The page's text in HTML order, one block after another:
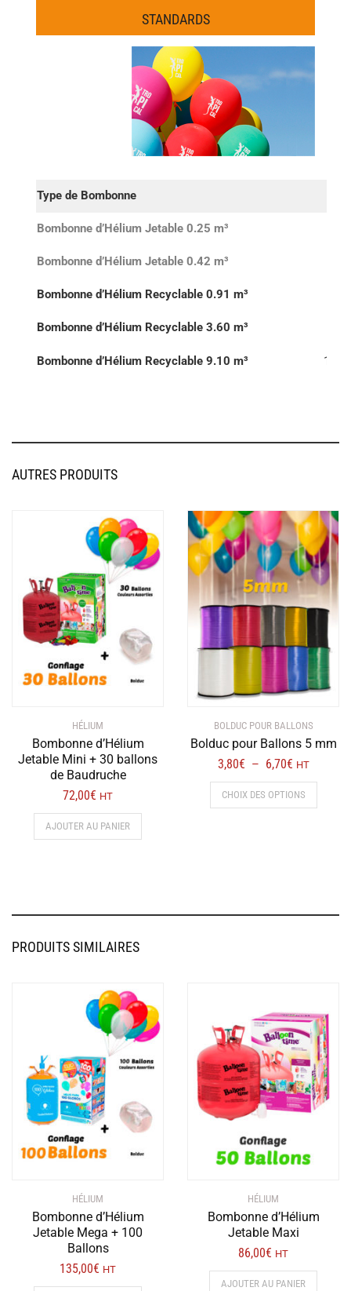
STANDARDS
Type de Bombonne
Bombonne d’Hélium Jetable 0.25 m³
Bombonne d’Hélium Jetable 0.42 m³
Bombonne d’Hélium Recyclable 0.91 m³
Bombonne d’Hélium Recyclable 3.60 m³
Bombonne d’Hélium Recyclable 9.10 m³
AUTRES PRODUITS
HÉLIUM
Bombonne d’Hélium
Jetable Mini + 30 ballons
de Baudruche
72,00€ HT
AJOUTER AU PANIER
BOLDUC POUR BALLONS
Bolduc pour Ballons 5 mm
3,80€ – 6,70€Plage
de
prix :
HT
CHOIX DES OPTIONS
Ce
du
produit
PRODUITS SIMILAIRES
HÉLIUM
Bombonne d’Hélium
Jetable Mega + 100
Ballons
135,00€ HT
HÉLIUM
Bombonne d’Hélium
Jetable Maxi
86,00€ HT
AJOUTER AU PANIER